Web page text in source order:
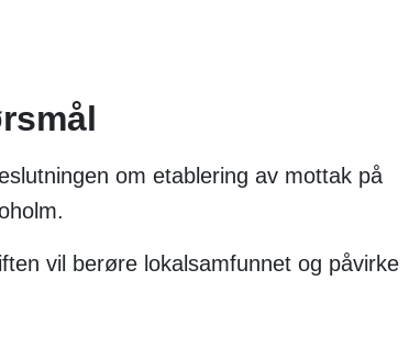
om etablering av mottak på
vil berøre lokalsamfunnet og påvirke